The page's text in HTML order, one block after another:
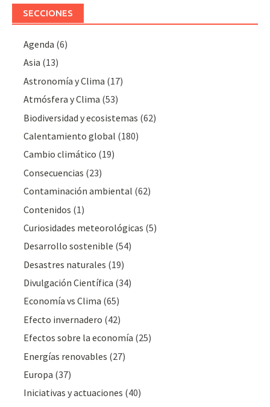
SECCIONES
Agenda (6)
Asia (13)
Astronomía y Clima (17)
Atmósfera y Clima (53)
Biodiversidad y ecosistemas (62)
Calentamiento global (180)
Cambio climático (19)
Consecuencias (23)
Contaminación ambiental (62)
Contenidos (1)
Curiosidades meteorológicas (5)
Desarrollo sostenible (54)
Desastres naturales (19)
Divulgación Cientí­fica (34)
Economía vs Clima (65)
Efecto invernadero (42)
Efectos sobre la economía (25)
Energías renovables (27)
Europa (37)
Iniciativas y actuaciones (40)